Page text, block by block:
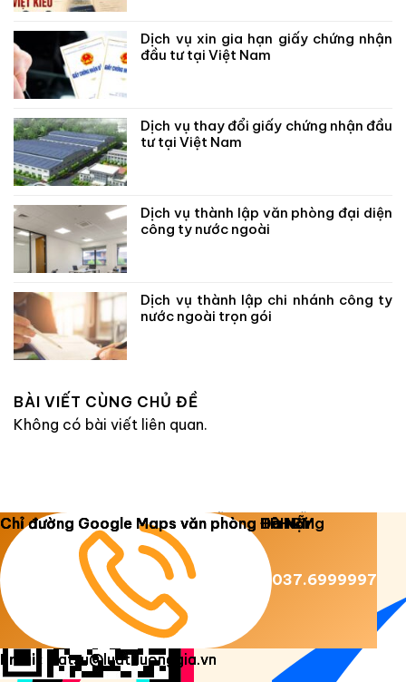
Dịch vụ xin gia hạn giấy chứng nhận
đầu tư tại Việt Nam
Dịch vụ thay đổi giấy chứng nhận đầu
tư tại Việt Nam
Dịch vụ thành lập văn phòng đại diện
công ty nước ngoài
Dịch vụ thành lập chi nhánh công ty
nước ngoài trọn gói
BÀI VIẾT CÙNG CHỦ ĐỀ
Không có bài viết liên quan.
Copyright 2026 © Luật Dương Gia